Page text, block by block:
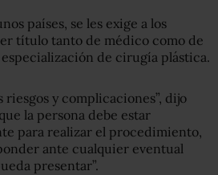
países, se les exige a los
título tanto de médico como de
de cirugía plástica.
riesgos y complicaciones”, dijo
la persona debe estar
para realizar el procedimiento,
ante cualquier eventual
presentar”.